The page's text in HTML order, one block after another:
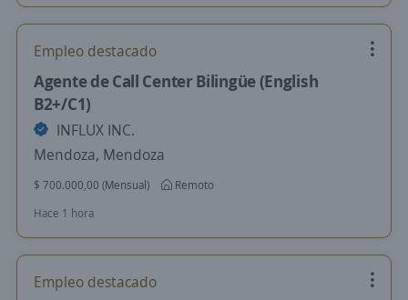
Empleo destacado
Agente de Call Center Bilingüe (English
B2+/C1)
INFLUX INC.
Mendoza, Mendoza
$ 700.000,00 (Mensual)
Remoto
Hace 1 hora
Empleo destacado